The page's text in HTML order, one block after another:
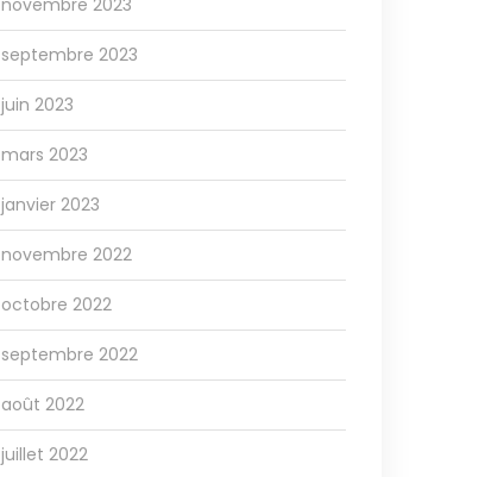
novembre 2023
septembre 2023
juin 2023
mars 2023
janvier 2023
novembre 2022
octobre 2022
septembre 2022
août 2022
juillet 2022